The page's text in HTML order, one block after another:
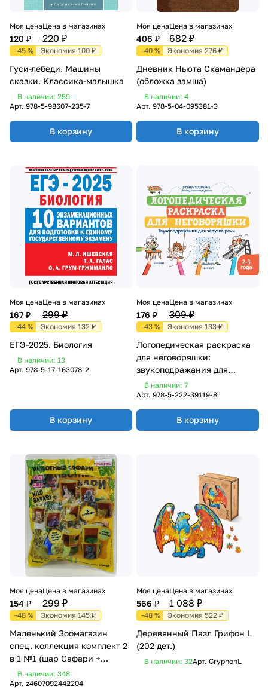
Моя цена
120 ₽
Цена в магазинах
220 ₽
-45 % Экономия 100 ₽
Гуси-лебеди. Машины
сказки. Классика-малышка
В наличии: 259
Арт. 978-5-98607-235-7
В корзину
Моя цена
406 ₽
Цена в магазинах
682 ₽
-40 % Экономия 276 ₽
Дневник Ньюта Скамандера
(обложка замша)
В наличии: 4
Арт. 978-5-04-095381-3
В корзину
Моя цена
167 ₽
Цена в магазинах
299 ₽
-44 % Экономия 132 ₽
ЕГЭ-2025. Биология
В наличии: 13
Арт. 978-5-17-163078-2
В корзину
Моя цена
176 ₽
Цена в магазинах
309 ₽
-43 % Экономия 133 ₽
Логопедическая раскраска
для неговоряшки:
звукоподражания для
запуска речи (39119-8)
В наличии: 7
Арт. 978-5-222-39119-8
В корзину
Моя цена
154 ₽
Цена в магазинах
299 ₽
-48 % Экономия 145 ₽
Маленький Зоомагазин
спец. коллекция комплект 2
в 1 №1 (шар Сафари +
машинка инерционная
животное, в асс. без выбора)
В наличии: 348
Арт. z4607092442204
Моя цена
566 ₽
Цена в магазинах
1 088 ₽
-48 % Экономия 522 ₽
Деревянный Пазл Грифон L
(202 дет.)
В наличии: 32Арт. GryphonL